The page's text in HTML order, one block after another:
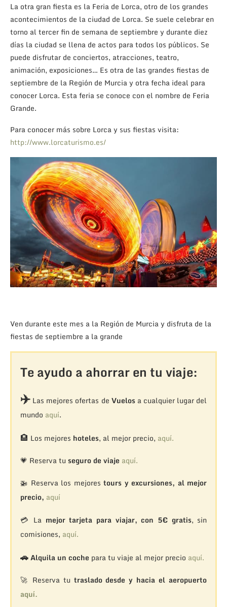
La otra gran fiesta es la Feria de Lorca, otro de los grandes
acontecimientos de la ciudad de Lorca. Se suele celebrar en
torno al tercer fin de semana de septiembre y durante diez
días la ciudad se llena de actos para todos los públicos. Se
puede disfrutar de conciertos, atracciones, teatro,
animación, exposiciones… Es otra de las grandes fiestas de
septiembre de la Región de Murcia y otra fecha ideal para
conocer Lorca. Esta feria se conoce con el nombre de Feria
Grande.
Para conocer más sobre Lorca y sus fiestas visita:
http://www.lorcaturismo.es/
Ven durante este mes a la Región de Murcia y disfruta de la
fiestas de septiembre a la grande
Te ayudo a ahorrar en tu viaje:
✈️Las mejores ofertas de Vuelosa cualquier lugar del
mundo aquí.
🏨 Los mejores hoteles, al mejor precio, aquí.
💗 Reserva tu seguro de viaje aquí.
🚁 Reserva los mejorestours y excursiones, al mejor
precio, aquí
💳 La mejor tarjeta para viajar, con 5€ gratis, sin
comisiones, aquí.
🚗Alquila un coche para tu viaje al mejor precio aquí.
🚀 Reserva tu traslado desde y hacia el aeropuerto
aquí.